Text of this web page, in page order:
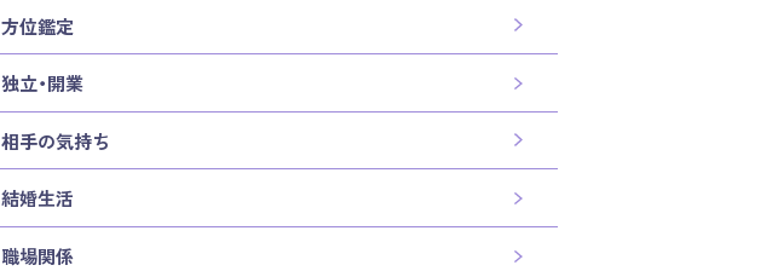
方位鑑定
独立・開業
相手の気持ち
結婚生活
職場関係